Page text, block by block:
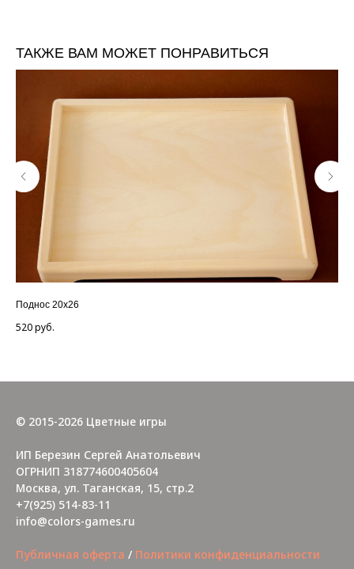
ТАКЖЕ ВАМ МОЖЕТ ПОНРАВИТЬСЯ
Поднос 20х26
520руб.
© 2015-2026 Цветные игры
ИП Березин Сергей Анатольевич
ОГРНИП 318774600405604
Москва, ул. Таганская, 15, стр.2
+7(925) 514-83-11
info@colors-games.ru
Публичная оферта / Политики конфиденциальности